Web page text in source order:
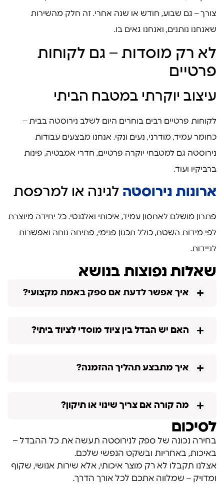
צורך – גם שבוע, חודש או שנה אחרי. זה חלק מהשירות
שאנחנו נותנים, ואנחנו גאים בו.
לא רק מוסדות – גם לקוחות
פרטיים
עיצוב יוקרתי במטבח הביתי
לקוחות פרטיים רבים בוחרים היום לשלב נירוסטה בבית –
כחומר עמיד, מודרני, נעים ונקי. אנחנו מבצעים עבודות
נירוסטה גם למטבחי יוקרה פרטיים, חדרי אמבטיה, פינות
ברביקיו ועוד.
ארונות נירוסטה לגינה או למרפסת
פתרון מושלם לאחסון עמיד, איכותי ואלגנטי. כל יחידה מיוצרת
לפי מידות השטח, כולל תכנון פנימי, פתיחה נוחה ואפשרות
לניידות.
שאלות נפוצות בנושא
איך אפשר לדעת אם ספק באמת מקצועי?
האם יש הבדל בין ציוד מוסדי לציוד ביתי?
איך מתבצע תהליך ההזמנה?
מה קורה אם צריך שינוי או תיקון?
לסיכום
בחירה נכונה של ספק לנירוסטה תעשה את כל ההבדל –
באיכות, באחריות ובשקט הנפשי שלכם.
אצלנו תקבלו לא רק מוצר איכותי, אלא שירות אנושי, שקוף
ומדויק – שמלווה אתכם לכל אורך הדרך.